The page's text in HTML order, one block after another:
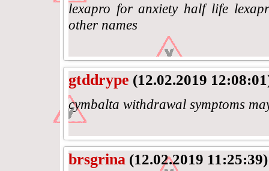
lexapro for anxiety half life
other names
gtddrype (12.02.2019
cymbalta withdrawal symptoms
brsgrina (12.02.2019 11:25:39)